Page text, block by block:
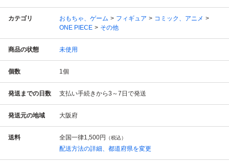
カテゴリ おもちゃ、ゲーム フィギュア
コミック、アニメ
ONE PIECE
その他
商品の状態 未使用
個数 1個
発送までの日数 支払い手続きから3～7日で発送
発送元の地域 大阪府
送料 全国一律1,500円 （税込）
配送方法の詳細、都道府県を変更